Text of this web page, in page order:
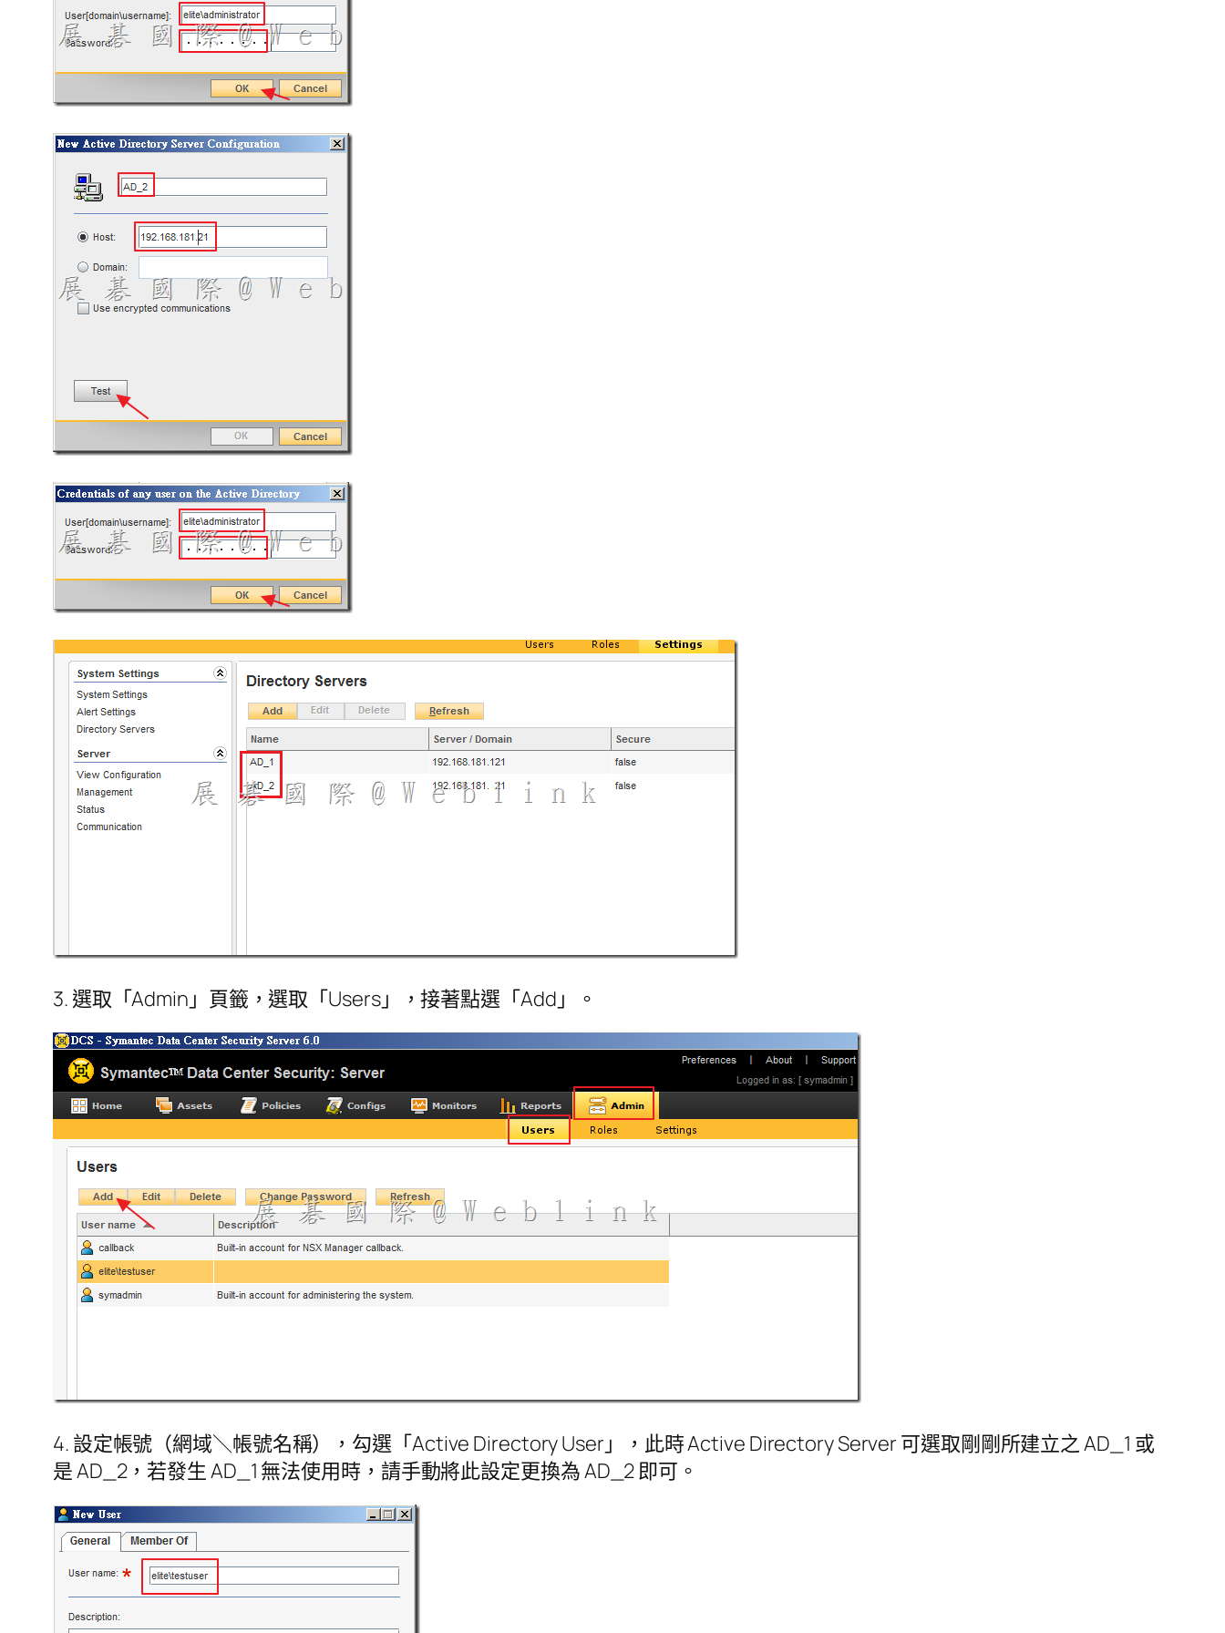
3. 選取「Admin」頁籤，選取「Users」，接著點選「Add」。
4. 設定帳號（網域＼帳號名稱），勾選「Active Directory User」，此時 Active Directory Server 可選取剛剛所建立之 AD_1 或
是 AD_2，若發生 AD_1 無法使用時，請手動將此設定更換為 AD_2 即可。